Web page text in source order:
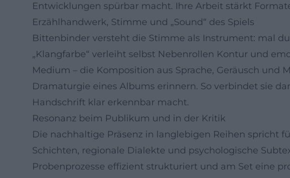
Entwicklungen spürbar macht. Ihre Arbeit stärkt
Erzählhandwerk, Stimme und „Sound“ des Spiels
Bittenbinder versteht die Stimme als Instrument: mal
„Klangfarbe“ verleiht selbst Nebenrollen Kontur und
Medium – die Komposition aus Sprache, Geräusch
Dramaturgie eines Albums erinnern. So verbindet sie
Handschrift klar erkennbar macht.
Resonanz beim Publikum und in der Kritik
Die nachhaltige Präsenz in langlebigen Reihen spricht
Schichten, regionale Dialekte und psychologische
Probenprozesse effizient strukturiert und am Set eine